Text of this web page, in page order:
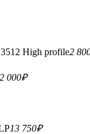
High profile2
2 000₽
13 750₽